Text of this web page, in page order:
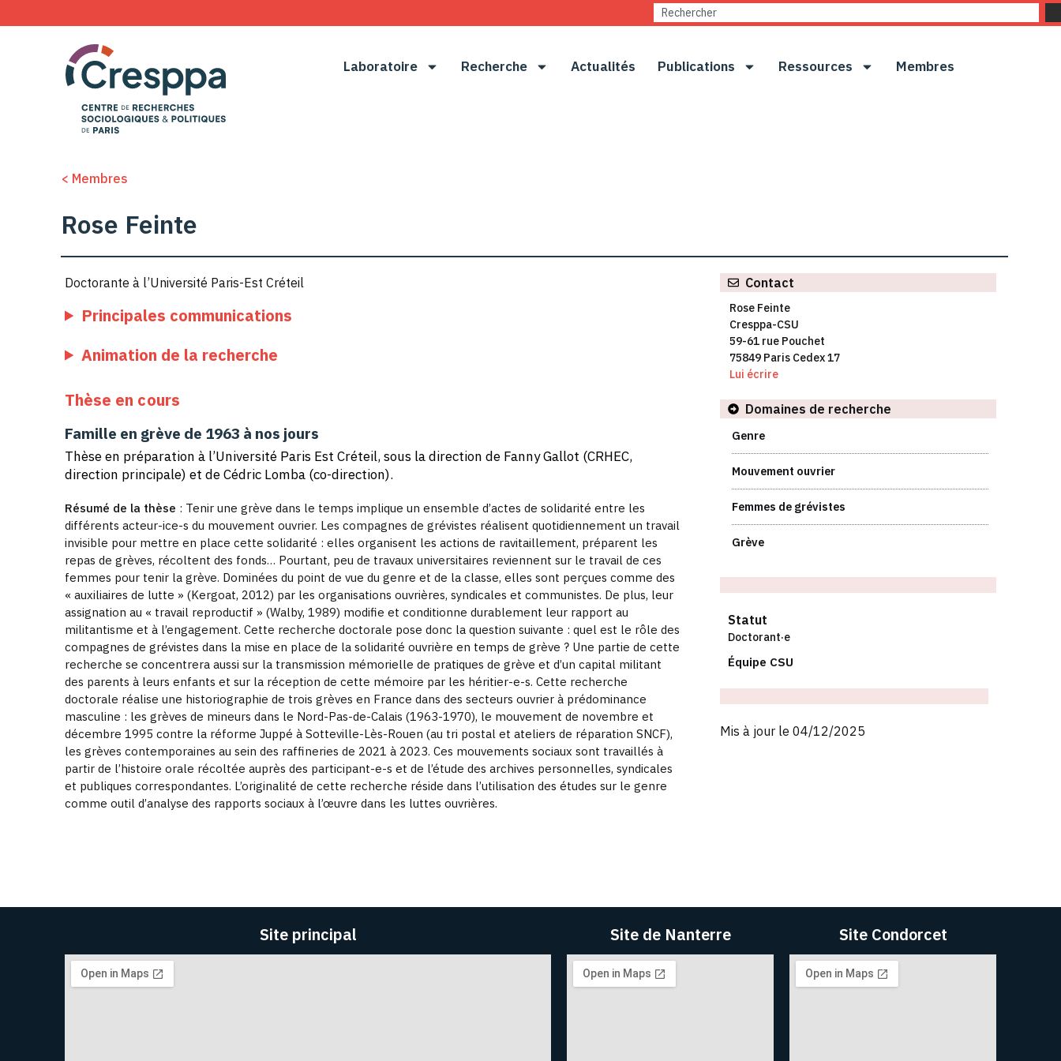
Laboratoire Recherche Actualités Publications Ressources Membres
< Membres
Rose Feinte
Doctorante à l’Université Paris-Est Créteil
Principales communications
Animation de la recherche
Thèse en cours
Famille en grève de 1963 à nos jours
Thèse en préparation à l’Université Paris Est Créteil, sous la direction de Fanny Gallot (CRHEC,
direction principale) et de Cédric Lomba (co-direction).
Résumé de la thèse : Tenir une grève dans le temps implique un ensemble d’actes de solidarité entre les
différents acteur-ice-s du mouvement ouvrier. Les compagnes de grévistes réalisent quotidiennement un travail
invisible pour mettre en place cette solidarité : elles organisent les actions de ravitaillement, préparent les
repas de grèves, récoltent des fonds… Pourtant, peu de travaux universitaires reviennent sur le travail de ces
femmes pour tenir la grève. Dominées du point de vue du genre et de la classe, elles sont perçues comme des
« auxiliaires de lutte » (Kergoat, 2012) par les organisations ouvrières, syndicales et communistes. De plus, leur
assignation au « travail reproductif » (Walby, 1989) modifie et conditionne durablement leur rapport au
militantisme et à l’engagement. Cette recherche doctorale pose donc la question suivante : quel est le rôle des
compagnes de grévistes dans la mise en place de la solidarité ouvrière en temps de grève ? Une partie de cette
recherche se concentrera aussi sur la transmission mémorielle de pratiques de grève et d’un capital militant
des parents à leurs enfants et sur la réception de cette mémoire par les héritier-e-s. Cette recherche
doctorale réalise une historiographie de trois grèves en France dans des secteurs ouvrier à prédominance
masculine : les grèves de mineurs dans le Nord-Pas-de-Calais (1963-1970), le mouvement de novembre et
décembre 1995 contre la réforme Juppé à Sotteville-Lès-Rouen (au tri postal et ateliers de réparation SNCF),
les grèves contemporaines au sein des raffineries de 2021 à 2023. Ces mouvements sociaux sont travaillés à
partir de l’histoire orale récoltée auprès des participant-e-s et de l’étude des archives personnelles, syndicales
et publiques correspondantes. L’originalité de cette recherche réside dans l’utilisation des études sur le genre
comme outil d’analyse des rapports sociaux à l’œuvre dans les luttes ouvrières.
Contact
Rose Feinte
Cresppa-CSU
59-61 rue Pouchet
75849 Paris Cedex 17
Lui écrire
Domaines de recherche
Genre
Mouvement ouvrier
Femmes de grévistes
Grève
Statut
Doctorant·e
Équipe CSU
Mis à jour le 04/12/2025
Site principal Site de Nanterre Site Condorcet